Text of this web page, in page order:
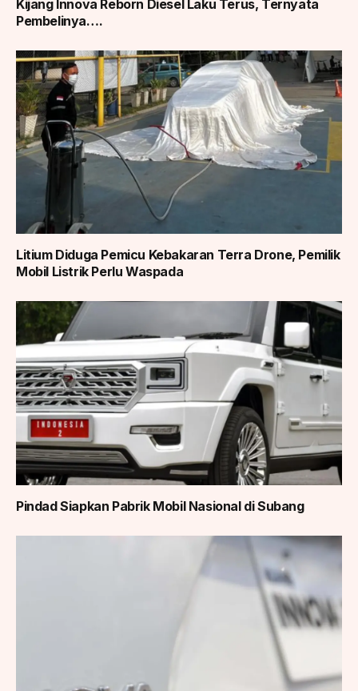
Kijang Innova Reborn Diesel Laku Terus, Ternyata
Pembelinya….
Litium Diduga Pemicu Kebakaran Terra Drone, Pemilik
Mobil Listrik Perlu Waspada
Pindad Siapkan Pabrik Mobil Nasional di Subang